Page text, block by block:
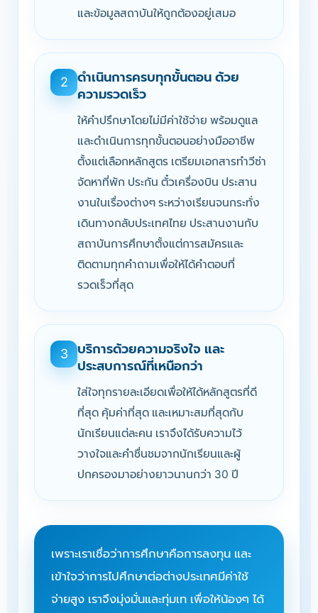
และข้อมูลสถาบันให้ถูกต้องอยู่เสมอ
2
ดำเนินการครบทุกขั้นตอน ด้วย
ความรวดเร็ว
ให้คำปรึกษาโดยไม่มีค่าใช้จ่าย พร้อมดูแล
และดำเนินการทุกขั้นตอนอย่างมืออาชีพ
ตั้งแต่เลือกหลักสูตร เตรียมเอกสารทำวีซ่า
จัดหาที่พัก ประกัน ตั๋วเครื่องบิน ประสาน
งานในเรื่องต่างๆ ระหว่างเรียนจนกระทั่ง
เดินทางกลับประเทศไทย ประสานงานกับ
สถาบันการศึกษาตั้งแต่การสมัครและ
ติดตามทุกคำถามเพื่อให้ได้คำตอบที่
รวดเร็วที่สุด
3
บริการด้วยความจริงใจ และ
ประสบการณ์ที่เหนือกว่า
ใส่ใจทุกรายละเอียดเพื่อให้ได้หลักสูตรที่ดี
ที่สุด คุ้มค่าที่สุด และเหมาะสมที่สุดกับ
นักเรียนแต่ละคน เราจึงได้รับความไว้
วางใจและคำชื่นชมจากนักเรียนและผู้
ปกครองมาอย่างยาวนานกว่า 30 ปี
เพราะเราเชื่อว่าการศึกษาคือการลงทุน และ
เข้าใจว่าการไปศึกษาต่อต่างประเทศมีค่าใช้
จ่ายสูง เราจึงมุ่งมั่นและทุ่มเท เพื่อให้น้องๆ ได้